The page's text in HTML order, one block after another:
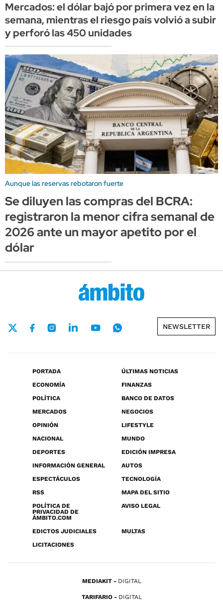
Mercados: el dólar bajó por primera vez en la
semana, mientras el riesgo país volvió a subir
y perforó las 450 unidades
Aunque las reservas rebotaron fuerte
Se diluyen las compras del BCRA:
registraron la menor cifra semanal de
2026 ante un mayor apetito por el
dólar
NEWSLETTER
PORTADA
ÚLTIMAS NOTICIAS
ECONOMÍA
FINANZAS
POLÍTICA
BANCO DE DATOS
MERCADOS
NEGOCIOS
OPINIÓN
LIFESTYLE
NACIONAL
MUNDO
DEPORTES
EDICIÓN IMPRESA
INFORMACIÓN GENERAL
AUTOS
ESPECTÁCULOS
TECNOLOGÍA
RSS
MAPA DEL SITIO
POLÍTICA DE
PRIVACIDAD DE
ÁMBITO.COM
AVISO LEGAL
EDICTOS JUDICIALES
MULTAS
LICITACIONES
MEDIAKIT DIGITAL
TARIFARIO DIGITAL